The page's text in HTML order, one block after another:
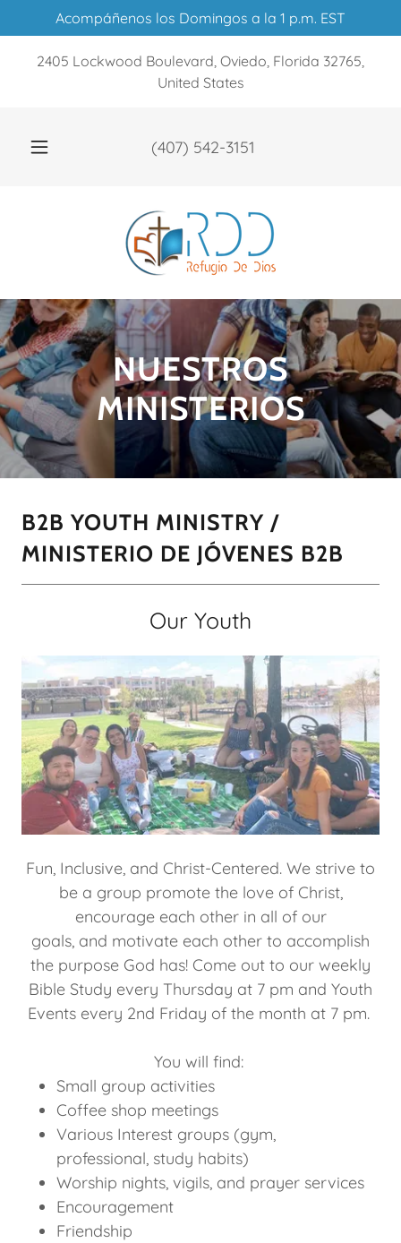
Acompáñenos los Domingos a la 1 p.m. EST
2405 Lockwood Boulevard, Oviedo, Florida 32765,
United States
(407) 542-3151
NUESTROS
MINISTERIOS
B2B YOUTH MINISTRY /
MINISTERIO DE JÓVENES B2B
Our Youth
Fun, Inclusive, and Christ-Centered. We strive to
be a group promote the love of Christ,
encourage each other in all of our
goals, and motivate each other to accomplish
the purpose God has! Come out to our weekly
Bible Study every Thursday at 7 pm and Youth
Events every 2nd Friday of the month at 7 pm.
You will find:
Small group activities
Coffee shop meetings
Various Interest groups (gym,
professional, study habits)
Worship nights, vigils, and prayer services
Encouragement
Friendship